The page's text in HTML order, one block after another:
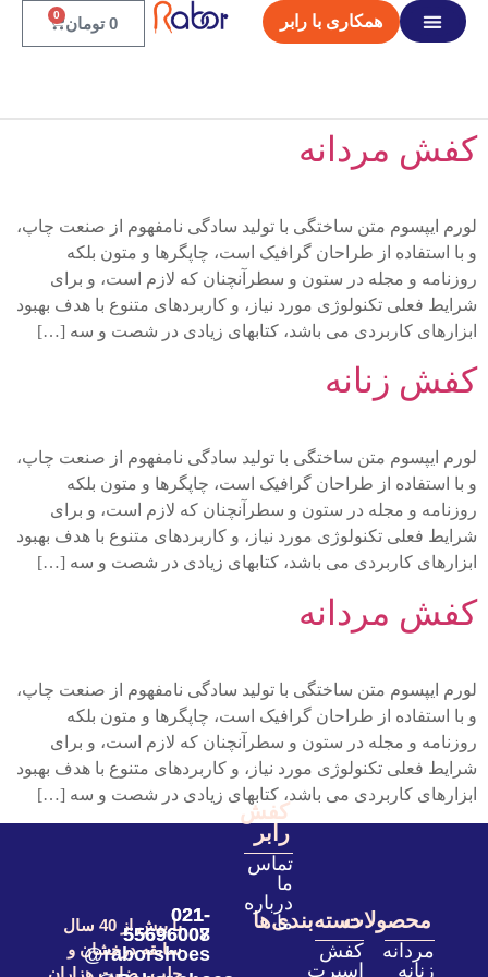
همکاری با رابر 0 تومان 0
کفش مردانه
لورم ایپسوم متن ساختگی با تولید سادگی نامفهوم از صنعت چاپ،
و با استفاده از طراحان گرافیک است، چاپگرها و متون بلکه
روزنامه و مجله در ستون و سطرآنچنان که لازم است، و برای
شرایط فعلی تکنولوژی مورد نیاز، و کاربردهای متنوع با هدف بهبود
ابزارهای کاربردی می باشد، کتابهای زیادی در شصت و سه […]
کفش زنانه
لورم ایپسوم متن ساختگی با تولید سادگی نامفهوم از صنعت چاپ،
و با استفاده از طراحان گرافیک است، چاپگرها و متون بلکه
روزنامه و مجله در ستون و سطرآنچنان که لازم است، و برای
شرایط فعلی تکنولوژی مورد نیاز، و کاربردهای متنوع با هدف بهبود
ابزارهای کاربردی می باشد، کتابهای زیادی در شصت و سه […]
کفش مردانه
لورم ایپسوم متن ساختگی با تولید سادگی نامفهوم از صنعت چاپ،
و با استفاده از طراحان گرافیک است، چاپگرها و متون بلکه
روزنامه و مجله در ستون و سطرآنچنان که لازم است، و برای
شرایط فعلی تکنولوژی مورد نیاز، و کاربردهای متنوع با هدف بهبود
ابزارهای کاربردی می باشد، کتابهای زیادی در شصت و سه […]
با بیش از 40 سال
سابقه درخشان و
021-
55696007
021-
55696008
raborshoes@
محصولات
مردانه
زنانه
دسته‌بندی‌ها
کفش
اسپرت
کفش
رابر
تماس
ما
درباره
ما